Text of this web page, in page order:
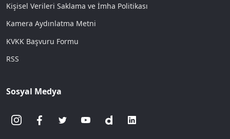
Kişisel Verileri Saklama ve İmha Politikası
Kamera Aydınlatma Metni
KVKK Başvuru Formu
RSS
Sosyal Medya